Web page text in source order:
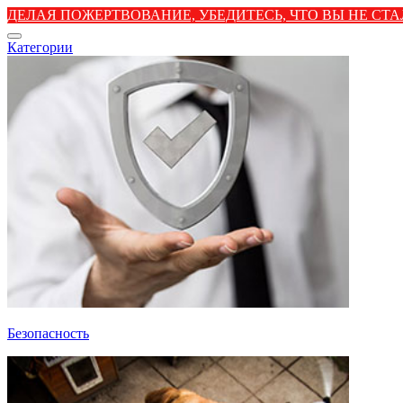
ДЕЛАЯ ПОЖЕРТВОВАНИЕ, УБЕДИТЕСЬ, ЧТО ВЫ НЕ
Категории
Безопасность